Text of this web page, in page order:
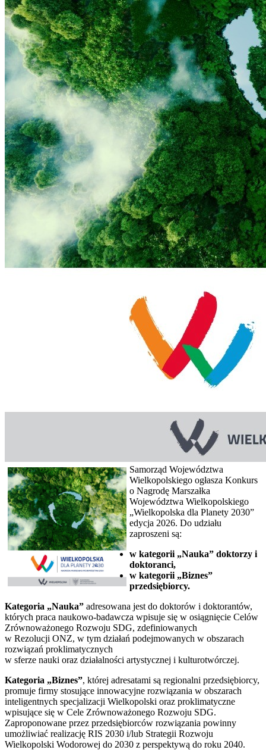
Samorząd Województwa
Wielkopolskiego ogłasza Konkurs
o Nagrodę Marszałka
Województwa Wielkopolskiego
„Wielkopolska dla Planety 2030”
edycja 2026. Do udziału
zaproszeni są:
w kategorii „Nauka” doktorzy i
doktoranci,
w kategorii „Biznes”
przedsiębiorcy.
Kategoria „Nauka” adresowana jest do doktorów i doktorantów,
których praca naukowo-badawcza wpisuje się w osiągnięcie Celów
Zrównoważonego Rozwoju SDG, zdefiniowanych
w Rezolucji ONZ, w tym działań podejmowanych w obszarach
rozwiązań proklimatycznych
w sferze nauki oraz działalności artystycznej i kulturotwórczej.
Kategoria „Biznes”, której adresatami są regionalni przedsiębiorcy,
promuje firmy stosujące innowacyjne rozwiązania w obszarach
inteligentnych specjalizacji Wielkopolski oraz proklimatyczne
wpisujące się w Cele Zrównoważonego Rozwoju SDG.
Zaproponowane przez przedsiębiorców rozwiązania powinny
umożliwiać realizację RIS 2030 i/lub Strategii Rozwoju
Wielkopolski Wodorowej do 2030 z perspektywą do roku 2040.